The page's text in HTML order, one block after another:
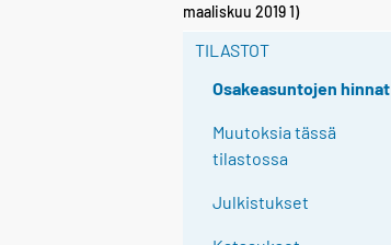
maaliskuu 2019 1)
TILASTOT
Osakeasuntojen hinnat
Muutoksia tässä
tilastossa
Julkistukset